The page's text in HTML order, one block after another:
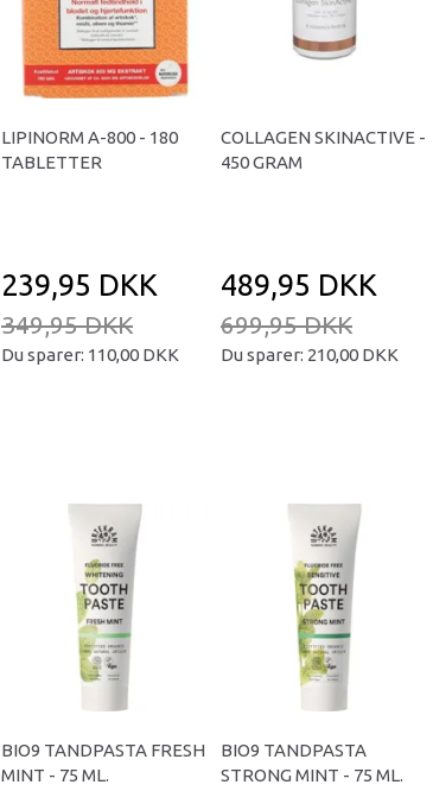
LIPINORM A-800 - 180
TABLETTER
239,95 DKK
349,95 DKK
Du sparer: 110,00 DKK
COLLAGEN SKINACTIVE -
450 GRAM
489,95 DKK
699,95 DKK
Du sparer: 210,00 DKK
BIO9 TANDPASTA FRESH
MINT - 75 ML.
BIO9 TANDPASTA
STRONG MINT - 75 ML.